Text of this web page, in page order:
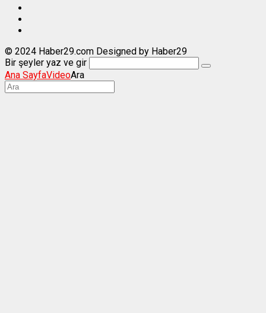
© 2024 Haber29.com Designed by Haber29
Bir şeyler yaz ve gir
Ana SayfaVideoAra